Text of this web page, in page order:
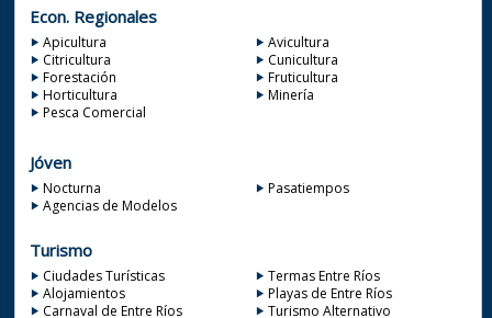
Econ. Regionales
Apicultura
Avicultura
Citricultura
Cunicultura
Forestación
Fruticultura
Horticultura
Minería
Pesca Comercial
Jóven
Nocturna
Pasatiempos
Agencias de Modelos
Turismo
Ciudades Turísticas
Termas Entre Ríos
Alojamientos
Playas de Entre Ríos
Carnaval de Entre Ríos
Turismo Alternativo